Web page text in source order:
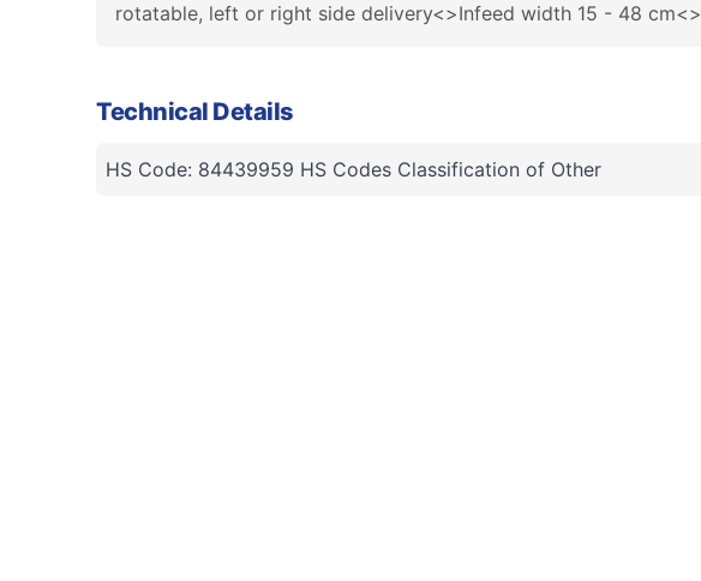
rotatable, left or right side delivery<>Infeed width 15 - 48
Technical Details
HS Code: 84439959 HS Codes Classification of Other